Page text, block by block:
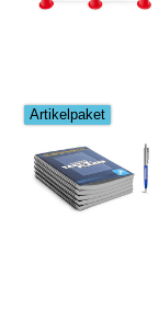
Artikelpaket